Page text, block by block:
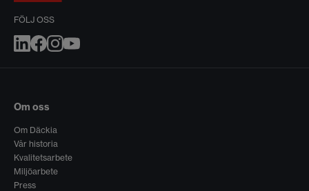
FÖLJ OSS
Om oss
Om Däckia
Vår historia
Kvalitetsarbete
Miljöarbete
Press